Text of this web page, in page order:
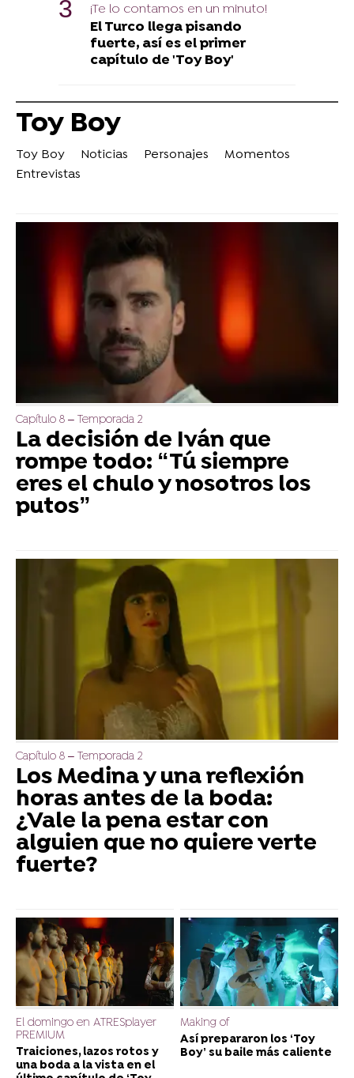
¡Te lo contamos en un minuto!
El Turco llega pisando
fuerte, así es el primer
capítulo de 'Toy Boy'
Toy Boy
Toy Boy Noticias Personajes
Momentos
Entrevistas
Capítulo 8 – Temporada 2
La decisión de Iván que
rompe todo: “Tú siempre
eres el chulo y nosotros los
putos”
Capítulo 8 – Temporada 2
Los Medina y una reflexión
horas antes de la boda:
¿Vale la pena estar con
alguien que no quiere verte
fuerte?
El domingo en ATRESplayer
PREMIUM
Traiciones, lazos rotos y
una boda a la vista en el
Making of
Así prepararon los ‘Toy
Boy’ su baile más caliente